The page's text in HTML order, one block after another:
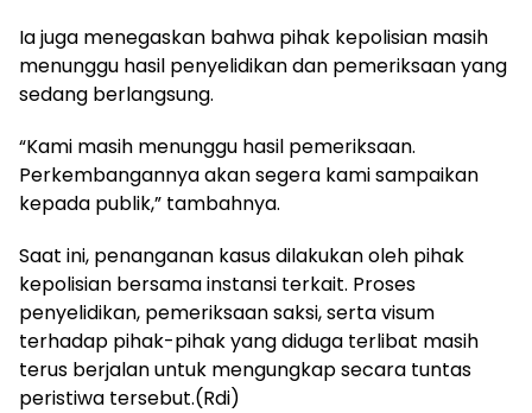
Ia juga menegaskan bahwa pihak kepolisian masih
menunggu hasil penyelidikan dan pemeriksaan yang
sedang berlangsung.
“Kami masih menunggu hasil pemeriksaan.
Perkembangannya akan segera kami sampaikan
kepada publik,” tambahnya.
Saat ini, penanganan kasus dilakukan oleh pihak
kepolisian bersama instansi terkait. Proses
penyelidikan, pemeriksaan saksi, serta visum
terhadap pihak-pihak yang diduga terlibat masih
terus berjalan untuk mengungkap secara tuntas
peristiwa tersebut.(Rdi)